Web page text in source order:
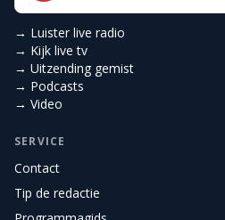
→ Luister live radio
→ Kijk live tv
→ Uitzending gemist
→ Podcasts
→ Video
SERVICE
Contact
Tip de redactie